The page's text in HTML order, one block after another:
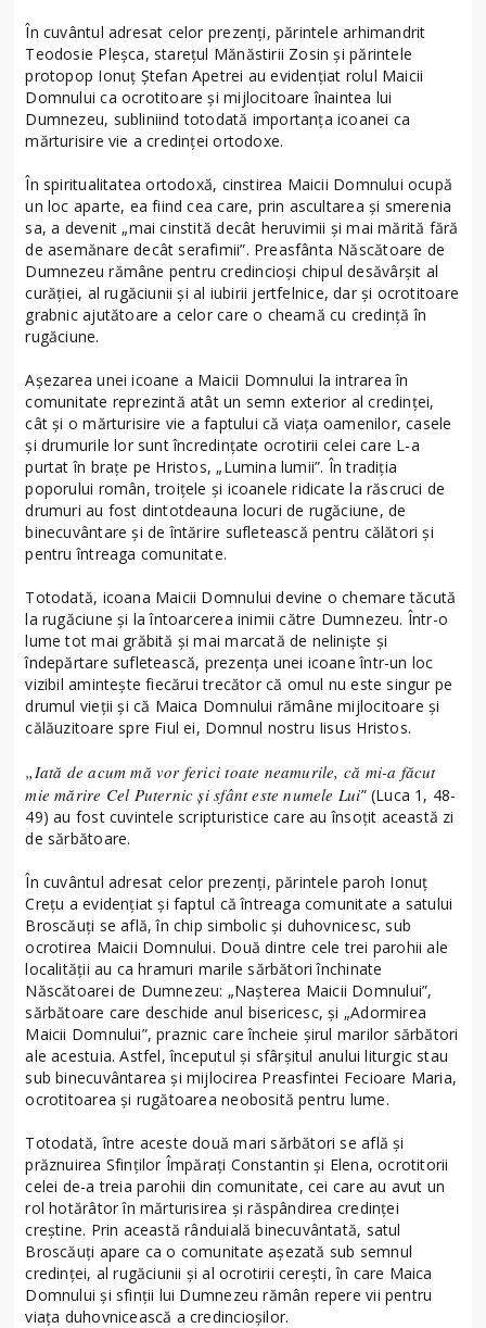
În cuvântul adresat celor prezenți, părintele arhimandrit
Teodosie Pleșca, starețul Mănăstirii Zosin și părintele
protopop Ionuț Ștefan Apetrei au evidențiat rolul Maicii
Domnului ca ocrotitoare și mijlocitoare înaintea lui
Dumnezeu, subliniind totodată importanța icoanei ca
mărturisire vie a credinței ortodoxe.
În spiritualitatea ortodoxă, cinstirea Maicii Domnului ocupă
un loc aparte, ea fiind cea care, prin ascultarea și smerenia
sa, a devenit „mai cinstită decât heruvimii și mai mărită fără
de asemănare decât serafimii”. Preasfânta Născătoare de
Dumnezeu rămâne pentru credincioși chipul desăvârșit al
curăției, al rugăciunii și al iubirii jertfelnice, dar și ocrotitoare
grabnic ajutătoare a celor care o cheamă cu credință în
rugăciune.
Așezarea unei icoane a Maicii Domnului la intrarea în
comunitate reprezintă atât un semn exterior al credinței,
cât și o mărturisire vie a faptului că viața oamenilor, casele
și drumurile lor sunt încredințate ocrotirii celei care L-a
purtat în brațe pe Hristos, „Lumina lumii”. În tradiția
poporului român, troițele și icoanele ridicate la răscruci de
drumuri au fost dintotdeauna locuri de rugăciune, de
binecuvântare și de întărire sufletească pentru călători și
pentru întreaga comunitate.
Totodată, icoana Maicii Domnului devine o chemare tăcută
la rugăciune și la întoarcerea inimii către Dumnezeu. Într-o
lume tot mai grăbită și mai marcată de neliniște și
îndepărtare sufletească, prezența unei icoane într-un loc
vizibil amintește fiecărui trecător că omul nu este singur pe
drumul vieții și că Maica Domnului rămâne mijlocitoare și
călăuzitoare spre Fiul ei, Domnul nostru Iisus Hristos.
„Iată de acum mă vor ferici toate neamurile, că mi-a făcut
mie mărire Cel Puternic și sfânt este numele Lui” (Luca 1, 48-
49) au fost cuvintele scripturistice care au însoțit această zi
de sărbătoare.
În cuvântul adresat celor prezenți, părintele paroh Ionuț
Crețu a evidențiat și faptul că întreaga comunitate a satului
Broscăuți se află, în chip simbolic și duhovnicesc, sub
ocrotirea Maicii Domnului. Două dintre cele trei parohii ale
localității au ca hramuri marile sărbători închinate
Născătoarei de Dumnezeu: „Nașterea Maicii Domnului”,
sărbătoare care deschide anul bisericesc, și „Adormirea
Maicii Domnului”, praznic care încheie șirul marilor sărbători
ale acestuia. Astfel, începutul și sfârșitul anului liturgic stau
sub binecuvântarea și mijlocirea Preasfintei Fecioare Maria,
ocrotitoarea și rugătoarea neobosită pentru lume.
Totodată, între aceste două mari sărbători se află și
prăznuirea Sfinților Împărați Constantin și Elena, ocrotitorii
celei de-a treia parohii din comunitate, cei care au avut un
rol hotărâtor în mărturisirea și răspândirea credinței
creștine. Prin această rânduială binecuvântată, satul
Broscăuți apare ca o comunitate așezată sub semnul
credinței, al rugăciunii și al ocrotirii cerești, în care Maica
Domnului și sfinții lui Dumnezeu rămân repere vii pentru
viața duhovnicească a credincioșilor.